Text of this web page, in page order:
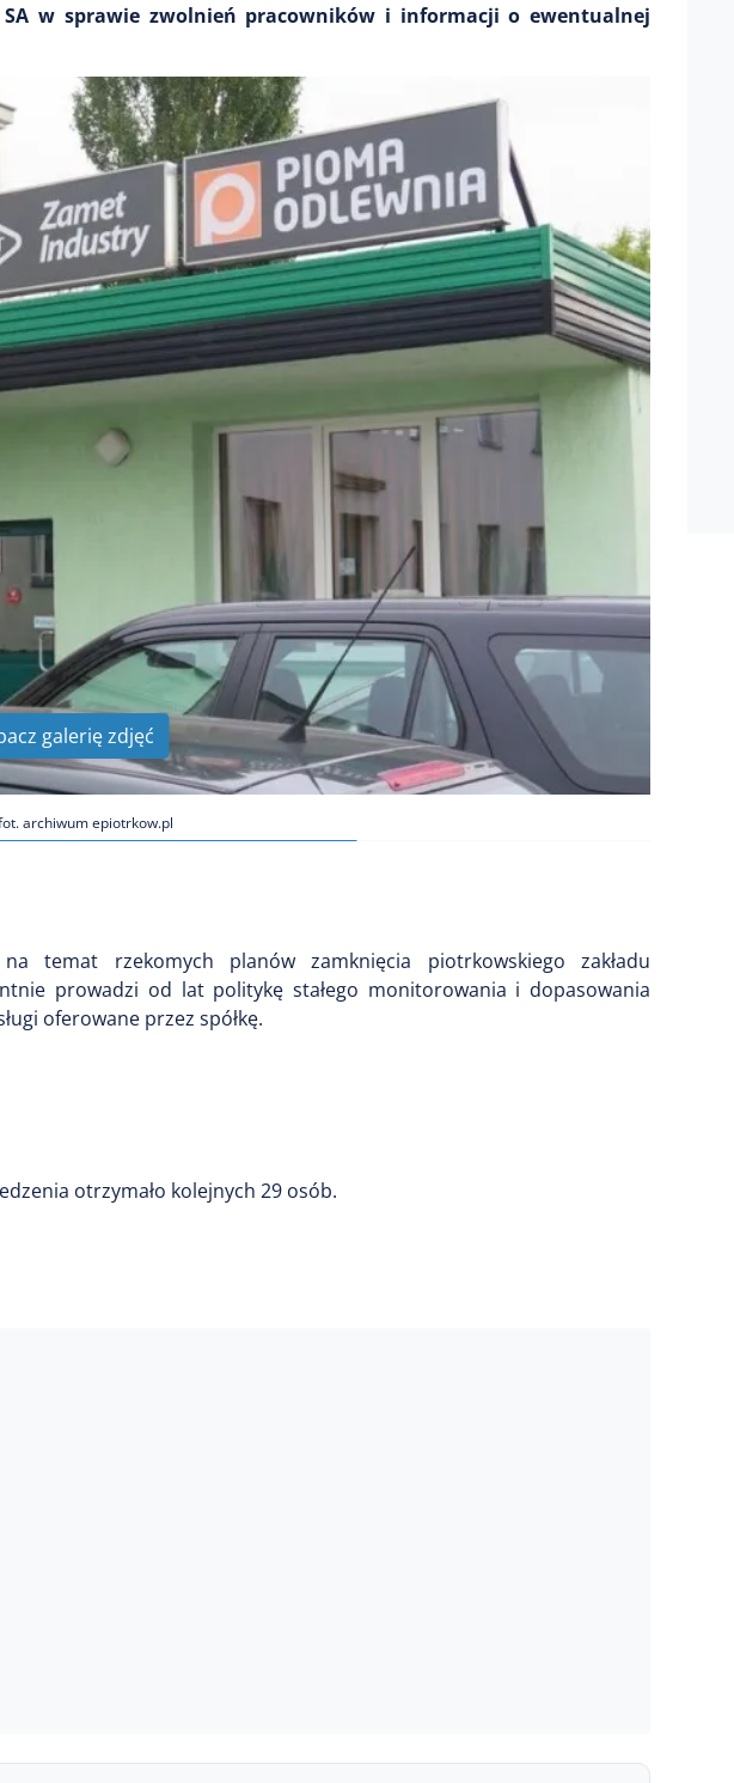
w sprawie zwolnień pracowników i informacji o ewentualnej
galerię zdjęć
archiwum epiotrkow.pl
temat rzekomych planów zamknięcia piotrkowskiego zakładu
prowadzi od lat politykę stałego monitorowania i dopasowania
oferowane przez spółkę.
otrzymało kolejnych 29 osób.